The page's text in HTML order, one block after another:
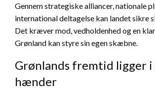
Gennem strategiske alliancer, nationale
international deltagelse kan landet sikre
Det kræver mod, vedholdenhed og en
Grønland kan styre sin egen skæbne.
Grønlands fremtid ligger i
hænder